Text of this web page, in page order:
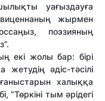
уағыздауға
жырмен
поэзияның
екі жолы бар: бірі
әдіс-тәсілі
халыққа
“Төркіні тым әрідегі